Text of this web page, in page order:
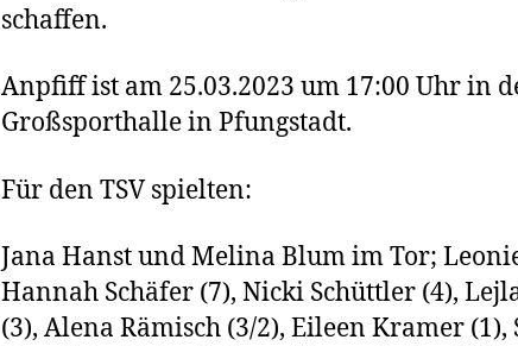
schaffen.
Anpfiff ist am 25.03.2023 um 17:00 Uhr in
Großsporthalle in Pfungstadt.
Für den TSV spielten:
Jana Hanst und Melina Blum im Tor;
Hannah Schäfer (7), Nicki Schüttler (4),
(3), Alena Rämisch (3/2), Eileen Kramer (1),